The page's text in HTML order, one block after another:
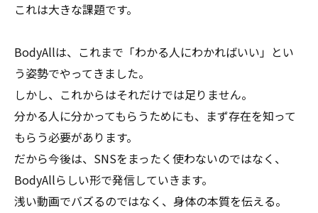
これは大きな課題です。
BodyAllは、これまで「わかる人にわかればいい」とい
う姿勢でやってきました。
しかし、これからはそれだけでは足りません。
分かる人に分かってもらうためにも、まず存在を知って
もらう必要があります。
だから今後は、SNSをまったく使わないのではなく、
BodyAllらしい形で発信していきます。
浅い動画でバズるのではなく、身体の本質を伝える。